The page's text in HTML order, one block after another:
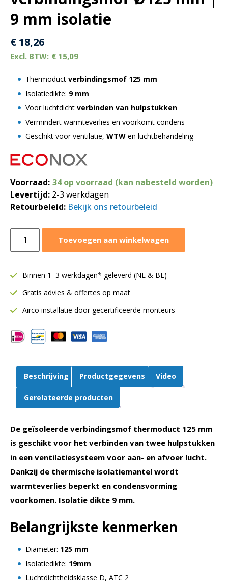
9 mm isolatie
€ 18,26
€ 15,09
Thermoduct verbindingsmof 125 mm
Isolatiedikte: 9 mm
Voor luchtdicht verbinden van hulpstukken
Vermindert warmteverlies en voorkomt condens
Geschikt voor ventilatie, WTW en luchtbehandeling
Voorraad: 34 op voorraad (kan nabesteld worden)
Levertijd: 2-3 werkdagen
Retourbeleid: Bekijk ons retourbeleid
thermoduct
Ø125
|
9
isolatie
aantal
Toevoegen aan winkelwagen
Binnen 1–3 werkdagen* geleverd (NL & BE)
Gratis advies & offertes op maat
Airco installatie door gecertificeerde monteurs
Beschrijving Productgegevens Video
Gerelateerde producten
De geïsoleerde verbindingsmof thermoduct 125 mm
is geschikt voor het verbinden van twee hulpstukken
in een ventilatiesysteem voor aan- en afvoer lucht.
Dankzij de thermische isolatiemantel wordt
warmteverlies beperkt en condensvorming
voorkomen. Isolatie dikte 9 mm.
Belangrijkste kenmerken
Diameter: 125 mm
Isolatiedikte: 19mm
Luchtdichtheidsklasse D, ATC 2